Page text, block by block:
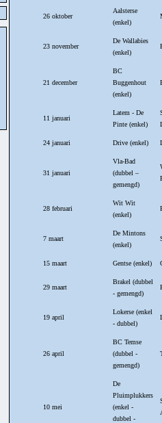
26 oktober
Aalsterse
(enkel)
23 november
De Wallabies
(enkel)
21 december
BC
Buggenhout
(enkel)
11 januari
Latem - De
Pinte (enkel)
24 januari Drive (enkel)
31 januari
Vla-Bad
(dubbel –
gemengd)
28 februari
Wit Wit
(enkel)
7 maart
De Mintons
(enkel)
15 maart Gentse (enkel)
29 maart
Brakel (dubbel
- gemengd)
19 april
Lokerse (enkel
- dubbel)
26 april
BC Temse
(dubbel -
gemengd)
10 mei
De
Pluimplukkers
(enkel -
dubbel -